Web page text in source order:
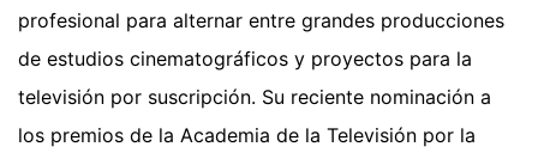
profesional para alternar entre grandes producciones
de estudios cinematográficos y proyectos para la
televisión por suscripción. Su reciente nominación a
los premios de la Academia de la Televisión por la